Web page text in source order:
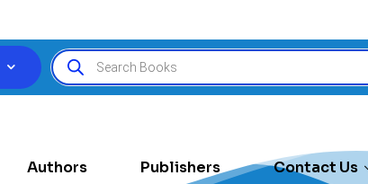
Authors Publishers Contact Us